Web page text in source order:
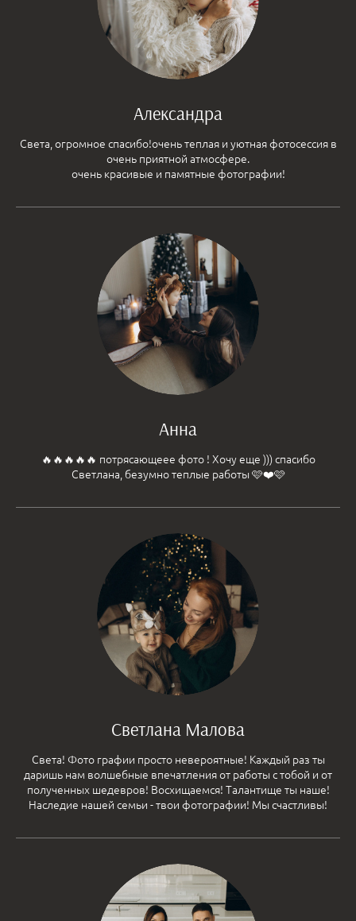
Александра
Света, огромное спасибо!очень теплая и уютная фотосессия в
очень приятной атмосфере.
очень красивые и памятные фотографии!
Анна
🔥🔥🔥🔥🔥 потрясающеее фото ! Хочу еще ))) спасибо
Светлана, безумно теплые работы 🩷❤️🩷
Светлана Малова
Света! Фото графии просто невероятные! Каждый раз ты
даришь нам волшебные впечатления от работы с тобой и от
полученных шедевров! Восхищаемся! Талантище ты наше!
Наследие нашей семьи - твои фотографии! Мы счастливы!